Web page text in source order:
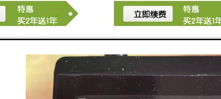
VGA等）进行影像输出，满足不同显示需求。
这些特点使得影像采集回放系统在监控和数据分析应用